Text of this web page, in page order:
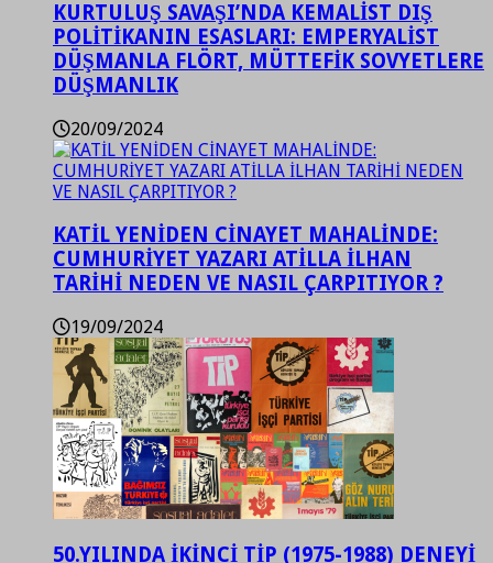
KURTULUŞ SAVAŞI’NDA KEMALİST DIŞ
POLİTİKANIN ESASLARI: EMPERYALİST
DÜŞMANLA FLÖRT, MÜTTEFİK SOVYETLERE
DÜŞMANLIK
20/09/2024
KATİL YENİDEN CİNAYET MAHALİNDE:
CUMHURİYET YAZARI ATİLLA İLHAN
TARİHİ NEDEN VE NASIL ÇARPITIYOR ?
19/09/2024
50.YILINDA İKİNCİ TİP (1975-1988) DENEYİ